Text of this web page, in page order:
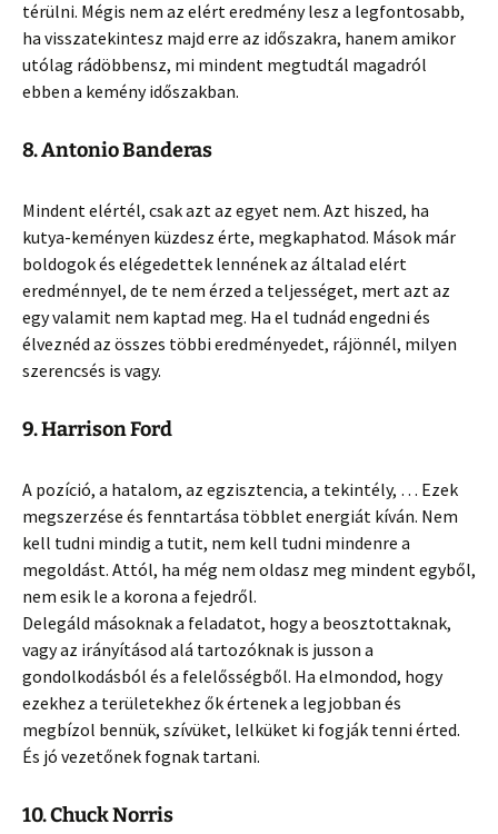
térülni. Mégis nem az elért eredmény lesz a legfontosabb,
ha visszatekintesz majd erre az időszakra, hanem amikor
utólag rádöbbensz, mi mindent megtudtál magadról
ebben a kemény időszakban.
8. Antonio Banderas
Mindent elértél, csak azt az egyet nem. Azt hiszed, ha
kutya-keményen küzdesz érte, megkaphatod. Mások már
boldogok és elégedettek lennének az általad elért
eredménnyel, de te nem érzed a teljességet, mert azt az
egy valamit nem kaptad meg. Ha el tudnád engedni és
élveznéd az összes többi eredményedet, rájönnél, milyen
szerencsés is vagy.
9. Harrison Ford
A pozíció, a hatalom, az egzisztencia, a tekintély, … Ezek
megszerzése és fenntartása többlet energiát kíván. Nem
kell tudni mindig a tutit, nem kell tudni mindenre a
megoldást. Attól, ha még nem oldasz meg mindent egyből,
nem esik le a korona a fejedről.
Delegáld másoknak a feladatot, hogy a beosztottaknak,
vagy az irányításod alá tartozóknak is jusson a
gondolkodásból és a felelősségből. Ha elmondod, hogy
ezekhez a területekhez ők értenek a legjobban és
megbízol bennük, szívüket, lelküket ki fogják tenni érted.
És jó vezetőnek fognak tartani.
10. Chuck Norris